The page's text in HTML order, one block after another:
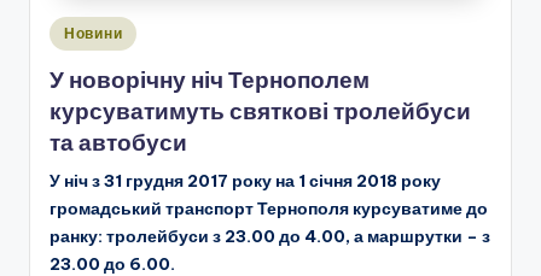
Опубліковано
Новини
У новорічну ніч Тернополем
курсуватимуть святкові тролейбуси
та автобуси
У ніч з 31 грудня 2017 року на 1 січня 2018 року
громадський транспорт Тернополя курсуватиме до
ранку: тролейбуси з 23.00 до 4.00, а маршрутки – з
23.00 до 6.00.